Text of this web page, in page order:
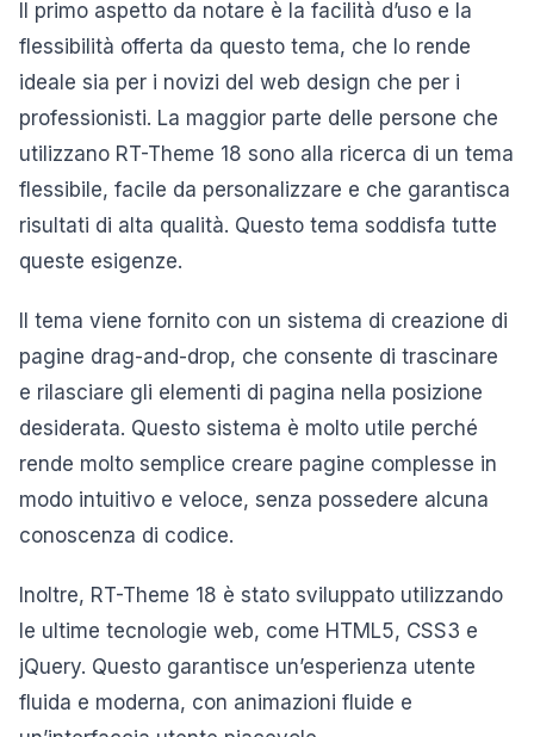
Il primo aspetto da notare è la facilità d’uso e la
flessibilità offerta da questo tema, che lo rende
ideale sia per i novizi del web design che per i
professionisti. La maggior parte delle persone che
utilizzano RT-Theme 18 sono alla ricerca di un tema
flessibile, facile da personalizzare e che garantisca
risultati di alta qualità. Questo tema soddisfa tutte
queste esigenze.
Il tema viene fornito con un sistema di creazione di
pagine drag-and-drop, che consente di trascinare
e rilasciare gli elementi di pagina nella posizione
desiderata. Questo sistema è molto utile perché
rende molto semplice creare pagine complesse in
modo intuitivo e veloce, senza possedere alcuna
conoscenza di codice.
Inoltre, RT-Theme 18 è stato sviluppato utilizzando
le ultime tecnologie web, come HTML5, CSS3 e
jQuery. Questo garantisce un’esperienza utente
fluida e moderna, con animazioni fluide e